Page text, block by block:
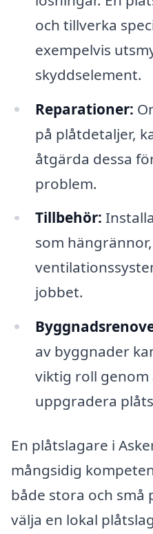
och tillverka
exempelvis
skyddselement.
Reparationer:
på plåtdetaljer,
åtgärda dessa
problem.
Tillbehör:
som
jobbet.
av byggnader
viktig roll
uppgradera
En plåtslagare i
mångsidig
både stora och små
välja en lokal